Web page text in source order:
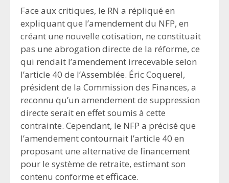
Face aux critiques, le RN a répliqué en
expliquant que l’amendement du NFP, en
créant une nouvelle cotisation, ne constituait
pas une abrogation directe de la réforme, ce
qui rendait l’amendement irrecevable selon
l’article 40 de l’Assemblée. Éric Coquerel,
président de la Commission des Finances, a
reconnu qu’un amendement de suppression
directe serait en effet soumis à cette
contrainte. Cependant, le NFP a précisé que
l’amendement contournait l’article 40 en
proposant une alternative de financement
pour le système de retraite, estimant son
contenu conforme et efficace.